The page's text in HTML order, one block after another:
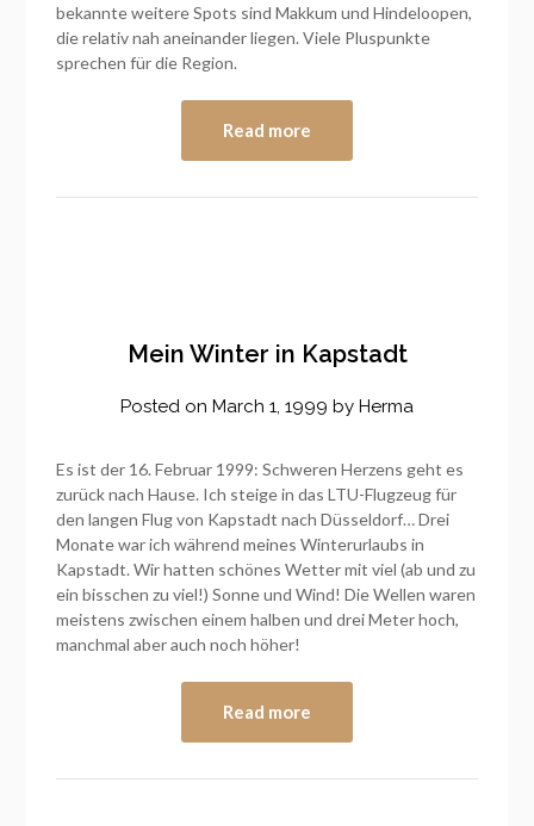
bekannte weitere Spots sind Makkum und Hindeloopen,
die relativ nah aneinander liegen. Viele Pluspunkte
sprechen für die Region.
Read more
Mein Winter in Kapstadt
Posted on March 1, 1999 by Herma
Es ist der 16. Februar 1999: Schweren Herzens geht es
zurück nach Hause. Ich steige in das LTU-Flugzeug für
den langen Flug von Kapstadt nach Düsseldorf… Drei
Monate war ich während meines Winterurlaubs in
Kapstadt. Wir hatten schönes Wetter mit viel (ab und zu
ein bisschen zu viel!) Sonne und Wind! Die Wellen waren
meistens zwischen einem halben und drei Meter hoch,
manchmal aber auch noch höher!
Read more